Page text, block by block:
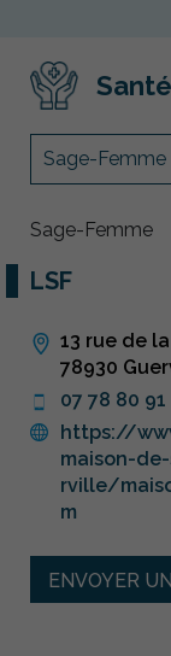
Santé
Sage-Femme
Sage-Femme
LSF
13 rue de
78930
07 78 80 91
https://
maison-
rville/
m
ENVOYER